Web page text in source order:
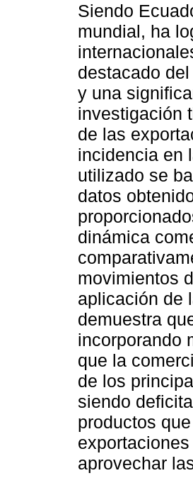
Siendo
mundial, ha
destacado
y una
investigación
de las
incidencia en
utilizado se
datos
dinámica
movimientos
aplicación de
demuestra
incorporando
que la
de los
siendo
productos
aprovechar